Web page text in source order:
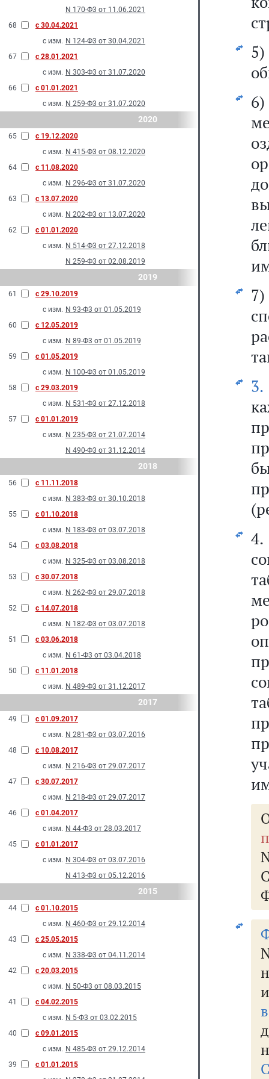
N 170-Ф3 от 11.06.2021
68
с 30.04.2021
с изм. N 124-Ф3 от 30.04.2021
67
с 28.01.2021
с изм. N 303-Ф3 от 31.07.2020
66
с 01.01.2021
с изм. N 259-Ф3 от 31.07.2020
2020
65
с 19.12.2020
с изм. N 415-Ф3 от 08.12.2020
64
с 11.08.2020
с изм. N 296-Ф3 от 31.07.2020
63
с 13.07.2020
с изм. N 202-Ф3 от 13.07.2020
62
с 01.01.2020
с изм. N 514-Ф3 от 27.12.2018
N 259-Ф3 от 02.08.2019
2019
61
с 29.10.2019
с изм. N 93-Ф3 от 01.05.2019
60
с 12.05.2019
с изм. N 89-Ф3 от 01.05.2019
59
с 01.05.2019
с изм. N 100-Ф3 от 01.05.2019
58
с 29.03.2019
с изм. N 531-Ф3 от 27.12.2018
57
с 01.01.2019
с изм. N 235-Ф3 от 21.07.2014
N 490-Ф3 от 31.12.2014
2018
56
с 11.11.2018
с изм. N 383-Ф3 от 30.10.2018
55
с 01.10.2018
с изм. N 183-Ф3 от 03.07.2018
54
с 03.08.2018
с изм. N 325-Ф3 от 03.08.2018
53
с 30.07.2018
с изм. N 262-Ф3 от 29.07.2018
52
с 14.07.2018
с изм. N 182-Ф3 от 03.07.2018
51
с 03.06.2018
с изм. N 61-Ф3 от 03.04.2018
50
с 11.01.2018
с изм. N 489-Ф3 от 31.12.2017
2017
49
с 01.09.2017
с изм. N 281-Ф3 от 03.07.2016
48
с 10.08.2017
с изм. N 216-Ф3 от 29.07.2017
47
с 30.07.2017
с изм. N 218-Ф3 от 29.07.2017
46
с 01.04.2017
с изм. N 44-Ф3 от 28.03.2017
45
с 01.01.2017
с изм. N 304-Ф3 от 03.07.2016
N 413-Ф3 от 05.12.2016
2015
44
с 01.10.2015
с изм. N 460-Ф3 от 29.12.2014
43
с 25.05.2015
с изм. N 338-Ф3 от 04.11.2014
42
с 20.03.2015
с изм. N 50-Ф3 от 08.03.2015
41
с 04.02.2015
с изм. N 5-Ф3 от 03.02.2015
40
с 09.01.2015
с изм. N 485-Ф3 от 29.12.2014
39
с 01.01.2015
3.